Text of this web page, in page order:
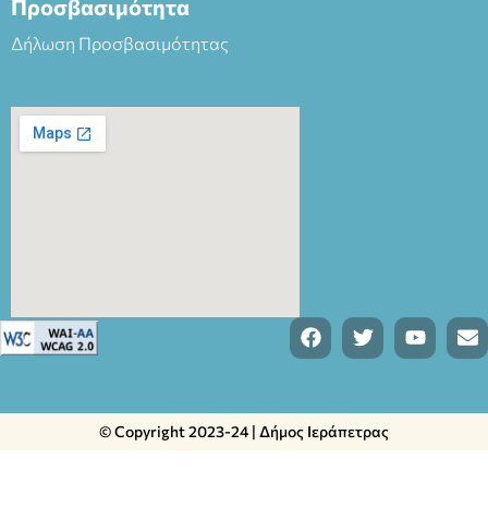
Προσβασιμότητα
Δήλωση Προσβασιμότητας
© Copyright 2023-24 | Δήμος Ιεράπετρας